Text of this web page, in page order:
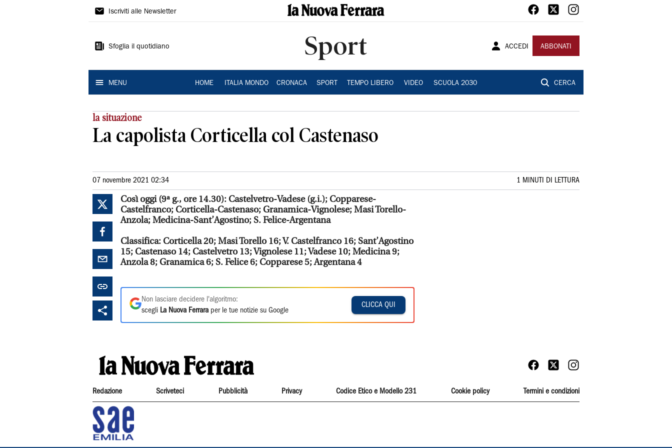
La
Ferrara
Iscriviti alle Newsletter
Sfoglia il quotidiano Sport ACCEDI ABBONATI
MENU HOME ITALIA MONDO CRONACA SPORT TEMPO LIBERO VIDEO SCUOLA 2030 CERCA
la situazione
La capolista Corticella col Castenaso
07 novembre 2021 02:34 1 MINUTI DI LETTURA
Così oggi (9ª g., ore 14.30): Castelvetro-Vadese (g.i.); Copparese-
Castelfranco; Corticella-Castenaso; Granamica-Vignolese; Masi Torello-
Anzola; Medicina-Sant’Agostino; S. Felice-Argentana
Classifica: Corticella 20; Masi Torello 16; V. Castelfranco 16; Sant’Agostino
15; Castenaso 14; Castelvetro 13; Vignolese 11; Vadese 10; Medicina 9;
Anzola 8; Granamica 6; S. Felice 6; Copparese 5; Argentana 4
Non lasciare decidere l'algoritmo:
scegli La Nuova Ferrara per le tue notizie su Google
CLICCA QUI
Redazione Scriveteci Pubblicità Privacy Codice Etico e Modello 231 Cookie policy Termini e condizioni